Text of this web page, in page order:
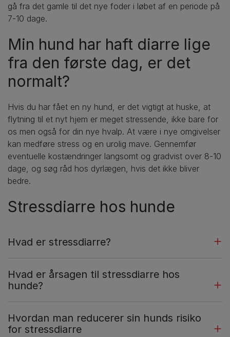
gå fra det gamle til det nye foder i løbet af en periode på
7-10 dage.
Min hund har haft diarre lige
fra den første dag, er det
normalt?
Hvis du har fået en ny hund, er det vigtigt at huske, at
flytning til et nyt hjem er meget stressende, ikke bare for
os men også for din nye hvalp. At være i nye omgivelser
kan medføre stress og en urolig mave. Gennemfør
eventuelle kostændringer langsomt og gradvist over 8-10
dage, og søg råd hos dyrlægen, hvis det ikke bliver
bedre.
Stressdiarre hos hunde
Hvad er stressdiarre?
Hvad er årsagen til stressdiarre hos
hunde?
Hvordan man reducerer sin hunds risiko
for stressdiarre